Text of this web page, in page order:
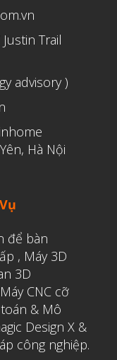
2019
2019
ô tô
cấp
để bàn Formlabs U.S.
Trail
advisory )
Hà Nội
để bàn
, Máy 3D
3D
Máy CNC cỡ
& Mô
Design X &
công nghiệp.